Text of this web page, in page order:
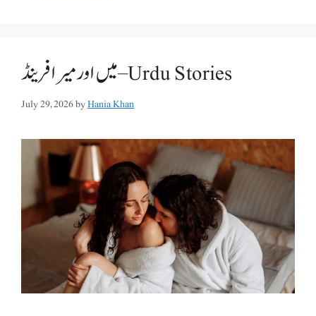
میں اور میرا فرینڈ – Urdu Stories
July 29, 2026byHania Khan